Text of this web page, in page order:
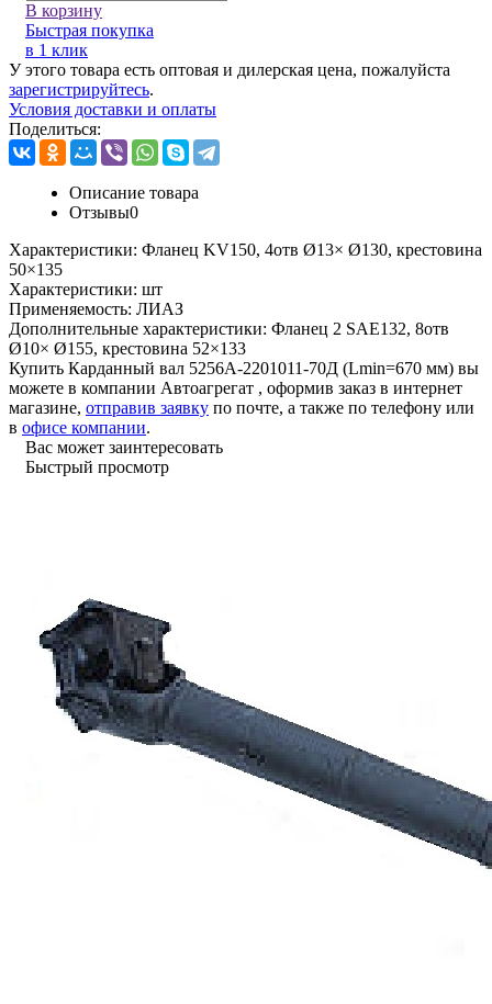
В корзину
Быстрая покупка
в 1 клик
У этого товара есть оптовая и дилерская цена, пожалуйста
зарегистрируйтесь.
Условия доставки и оплаты
Поделиться:
Описание товара
Отзывы0
Характеристики: Фланец KV150, 4отв Ø13× Ø130, крестовина
50×135
Характеристики: шт
Применяемость: ЛИАЗ
Дополнительные характеристики: Фланец 2 SAE132, 8отв
Ø10× Ø155, крестовина 52×133
Купить Карданный вал 5256А-2201011-70Д (Lmin=670 мм) вы
можете в компании Автоагрегат , оформив заказ в интернет
магазине, отправив заявку по почте, а также по телефону или
в офисе компании.
Вас может заинтересовать
Быстрый просмотр